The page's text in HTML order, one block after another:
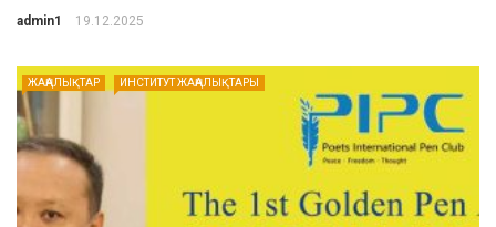
admin1 19.12.2025
ЖАҢАЛЫҚТАР ИНСТИТУТ ЖАҢАЛЫҚТАРЫ